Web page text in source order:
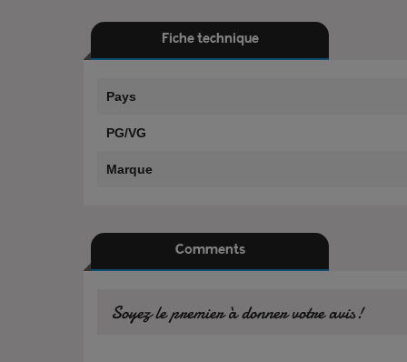
Fiche technique
Pays
PG/VG
Marque
Comments
Soyez le premier à donner votre avis!